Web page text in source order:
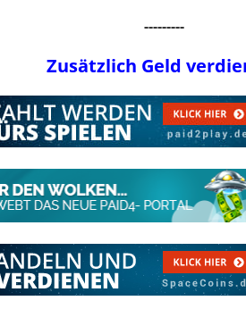
---------
Zusätzlich Geld